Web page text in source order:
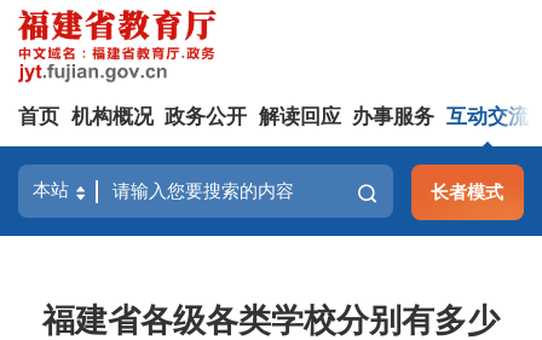
首页 机构概况 政务公开 解读回应 办事服务 互动交流
长者模式
福建省各级各类学校分别有多少